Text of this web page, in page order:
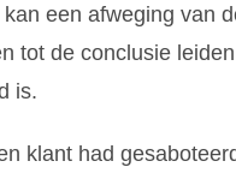
een afweging van
tot de conclusie leiden
is.
klant had